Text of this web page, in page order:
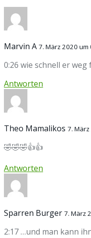
Marvin A 7. März 2020 um
0:26 wie schnell er
Antworten
Theo Mamalikos 7.
🤣🤣🤣👍👍
Antworten
Sparren Burger 7. März
2:17 …und man kann